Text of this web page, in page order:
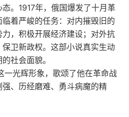
。1917年，俄国爆发了十月革
着严峻的任务：对内摧毁旧的
，积极开展经济建设；对外抗
卫新政权。这部小说真实生动
社会面貌。
一光辉形象，歌颂了他在革命战
、历经磨难、勇斗病魔的精